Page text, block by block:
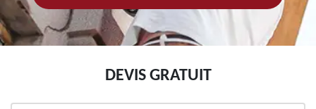
DEVIS GRATUIT